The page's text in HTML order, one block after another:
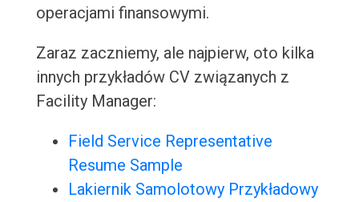
operacjami finansowymi.
Zaraz zaczniemy, ale najpierw, oto kilka
innych przykładów CV związanych z
Facility Manager:
Field Service Representative
Resume Sample
Lakiernik Samolotowy Przykładowy